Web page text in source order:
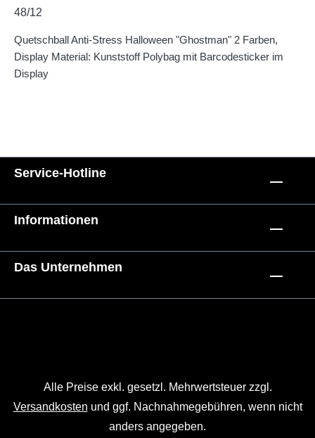
48/12
Quetschball Anti-Stress Halloween "Ghostman" 2 Farben,
Display Material: Kunststoff Polybag mit Barcodesticker im
Display
Service-Hotline
Informationen
Das Unternehmen
Alle Preise exkl. gesetzl. Mehrwertsteuer zzgl.
Versandkosten und ggf. Nachnahmegebühren, wenn nicht
anders angegeben.